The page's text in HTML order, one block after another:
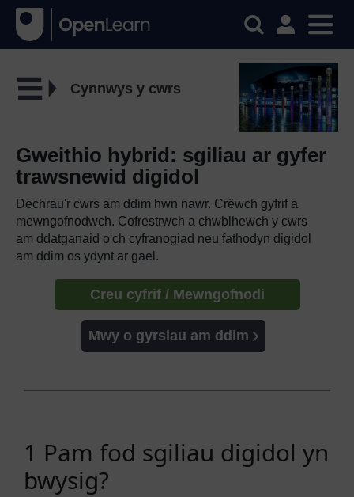
Cynnwys y cwrs
Gweithio hybrid: sgiliau ar gyfer
trawsnewid digidol
Dechrau'r cwrs am ddim hwn nawr. Crëwch gyfrif a
mewngofnodwch. Cofrestrwch a chwblhewch y cwrs
am ddatganaid o'ch cyfranogiad neu fathodyn digidol
am ddim os ydynt ar gael.
Creu cyfrif / Mewngofnodi
Mwy o gyrsiau am ddim
1 Pam fod sgiliau digidol yn
bwysig?